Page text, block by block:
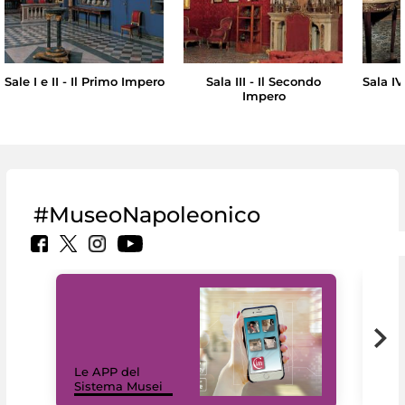
Sale I e II - Il Primo Impero
Sala III - Il Secondo
Impero
Sala
#MuseoNapoleonico
Le APP del
Sistema Musei